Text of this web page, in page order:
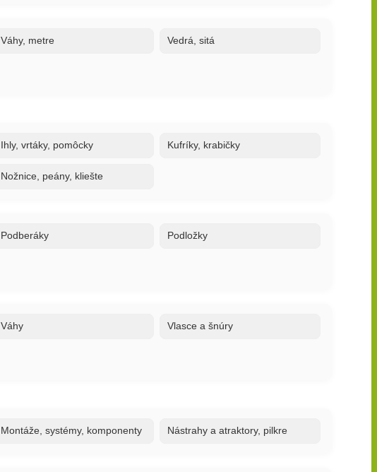
Váhy, metre Vedrá, sitá
Ihly, vrtáky, pomôcky Kufríky, krabičky
Nožnice, peány, kliešte
Podberáky Podložky
Váhy Vlasce a šnúry
Montáže, systémy, komponenty Nástrahy a atraktory, pilkre